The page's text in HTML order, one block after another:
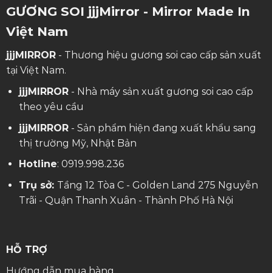
GƯƠNG SOI jjjMirror - Mirror Made In
Việt Nam
jjjMIRROR- Thương hiệu gương soi cao cấp sản xuất
tại Việt Nam.
jjjMIRROR- Nhà máy sản xuất gương soi cao cấp
theo yêu cầu
jjjMIRROR- Sản phẩm hiện đang xuất khẩu sang
thị trường Mỹ, Nhật Bản
Hotline: 0919.998.236
Trụ sở: Tầng 12 Tòa C - Golden Land 275 Nguyễn
Trãi - Quận Thanh Xuân - Thành Phố Hà Nội
HỖ TRỢ